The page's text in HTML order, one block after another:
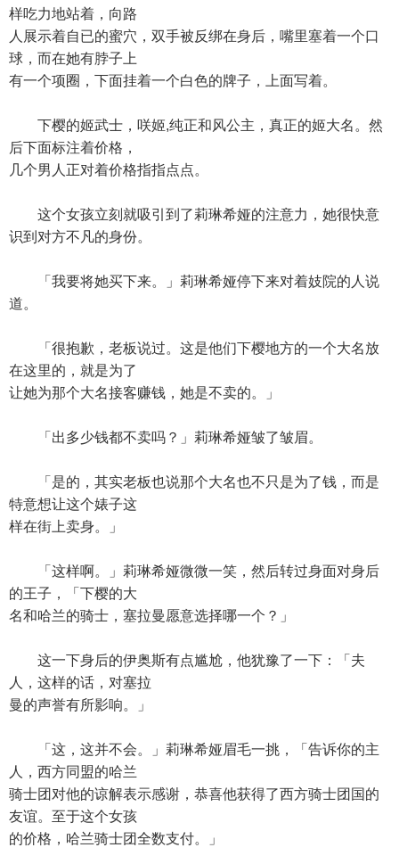
样吃力地站着，向路
人展示着自已的蜜穴，双手被反绑在身后，嘴里塞着一个口
球，而在她有脖子上
有一个项圈，下面挂着一个白色的牌子，上面写着。
下樱的姬武士，咲姬,纯正和风公主，真正的姬大名。然
后下面标注着价格，
几个男人正对着价格指指点点。
这个女孩立刻就吸引到了莉琳希娅的注意力，她很快意
识到对方不凡的身份。
「我要将她买下来。」莉琳希娅停下来对着妓院的人说
道。
「很抱歉，老板说过。这是他们下樱地方的一个大名放
在这里的，就是为了
让她为那个大名接客赚钱，她是不卖的。」
「出多少钱都不卖吗？」莉琳希娅皱了皱眉。
「是的，其实老板也说那个大名也不只是为了钱，而是
特意想让这个婊子这
样在街上卖身。」
「这样啊。」莉琳希娅微微一笑，然后转过身面对身后
的王子，「下樱的大
名和哈兰的骑士，塞拉曼愿意选择哪一个？」
这一下身后的伊奥斯有点尴尬，他犹豫了一下：「夫
人，这样的话，对塞拉
曼的声誉有所影响。」
「这，这并不会。」莉琳希娅眉毛一挑，「告诉你的主
人，西方同盟的哈兰
骑士团对他的谅解表示感谢，恭喜他获得了西方骑士团国的
友谊。至于这个女孩
的价格，哈兰骑士团全数支付。」